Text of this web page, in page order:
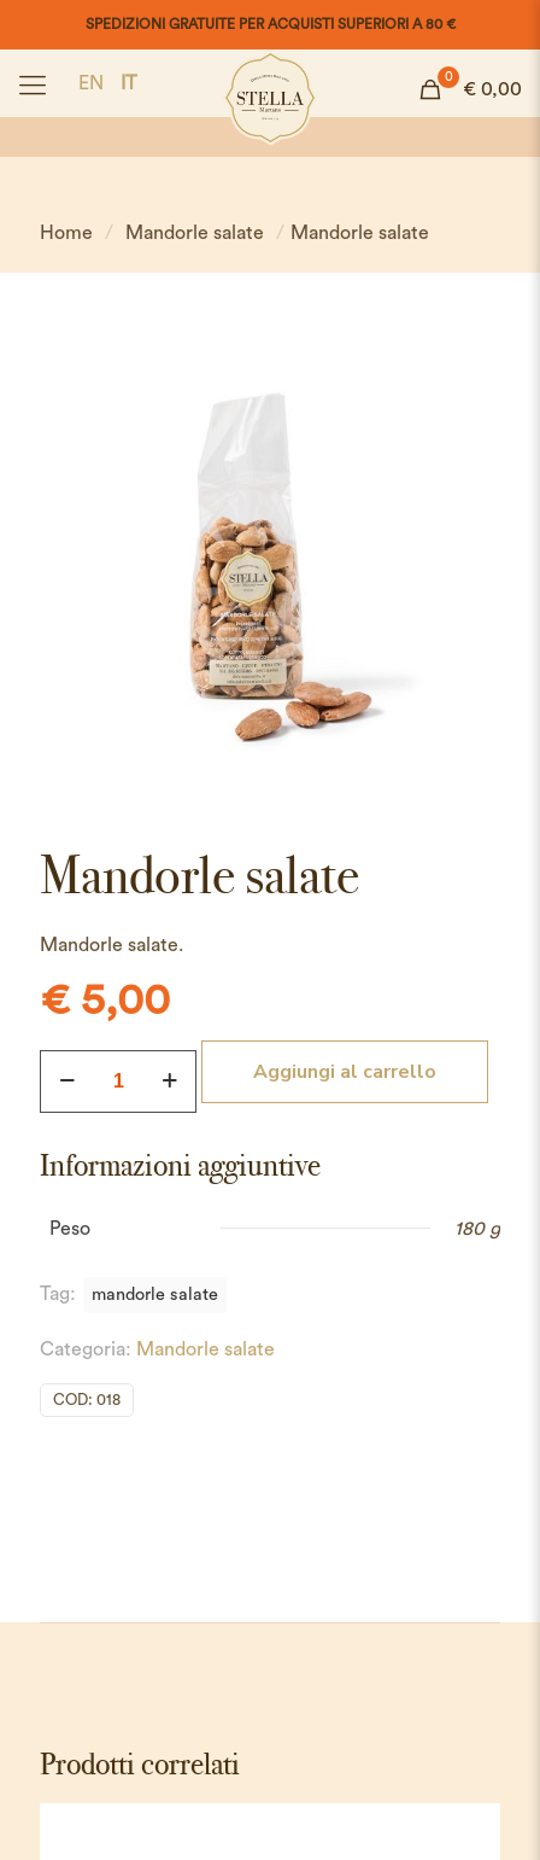
SPEDIZIONI GRATUITE PER ACQUISTI SUPERIORI A 80 €
EN IT 0
€ 0,00
Home / Mandorle salate / Mandorle salate
Mandorle salate
Mandorle salate.
€5,00
Aggiungi al carrello
Informazioni aggiuntive
Peso 180 g
Tag: mandorle salate
Categoria: Mandorle salate
COD: 018
Prodotti correlati